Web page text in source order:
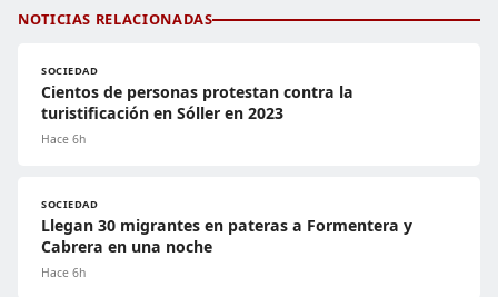
NOTICIAS RELACIONADAS
SOCIEDAD
Cientos de personas protestan contra la
turistificación en Sóller en 2023
Hace 6h
SOCIEDAD
Llegan 30 migrantes en pateras a Formentera y
Cabrera en una noche
Hace 6h